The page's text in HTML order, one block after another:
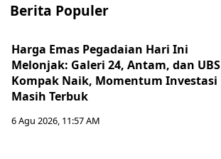
Berita Populer
Harga Emas Pegadaian Hari Ini
Melonjak: Galeri 24, Antam, dan UBS
Kompak Naik, Momentum Investasi
Masih Terbuk
6 Agu 2026, 11:57 AM